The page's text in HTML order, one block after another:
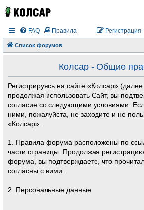
FAQ Правила Регистрация
Список форумов
Колсар - Общие
Регистрируясь на сайте «Колсар»
продолжая использовать Сайт, вы
согласие со следующими условиями.
ними, пожалуйста, не заходите и не
«Колсар».
1. Правила форума расположены по
части страницы. Продолжая
форума, вы подтверждаете, что
согласны с ними.
2. Персональные данные